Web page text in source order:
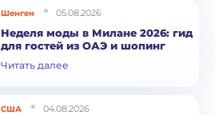
Шенген 05.08.2026
Неделя моды в Милане 2026: гид
для гостей из ОАЭ и шопинг
Читать далее
США 04.08.2026